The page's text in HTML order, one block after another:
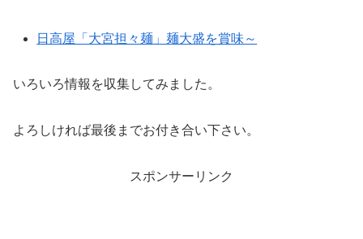
日高屋「大宮担々麺」麺大盛を賞味～
いろいろ情報を収集してみました。
よろしければ最後までお付き合い下さい。
スポンサーリンク